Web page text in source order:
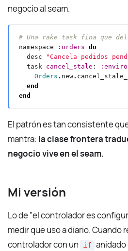
negocio al seam.
# Una rake task fina que
namespace
:orders do
  desc
"Cancela pedidos
  task
cancel_stale :
Orders . new.
end
end
El patrón es tan consistente
mantra: la clase frontera
negocio vive en el seam.
Mi versión
Lo de "el controlador es
medir que uso a diario. Cuando
controlador con un
if